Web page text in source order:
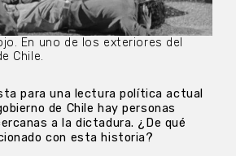
En uno de los exteriores del
Chile.
para una lectura política actual
de Chile hay personas
a la dictadura. ¿De qué
con esta historia?